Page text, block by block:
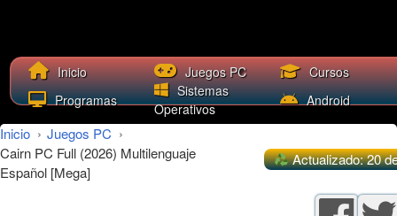
Inicio Juegos PC
Cursos
Programas
Sistemas
Operativos
Android
Inicio › Juegos PC ›
Cairn PC Full (2026) Multilenguaje
Español [Mega]
Actualizado: 20